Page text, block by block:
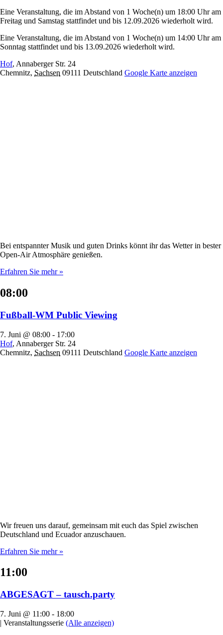
Eine Veranstaltung, die im Abstand von 1 Woche(n) um 18:00 Uhr am
Freitag und Samstag stattfindet und bis 12.09.2026 wiederholt wird.
Eine Veranstaltung, die im Abstand von 1 Woche(n) um 14:00 Uhr am
Sonntag stattfindet und bis 13.09.2026 wiederholt wird.
Hof, Annaberger Str. 24
Chemnitz, Sachsen 09111 Deutschland Google Karte anzeigen
Bei entspannter Musik und guten Drinks könnt ihr das Wetter in bester
Open-Air Atmosphäre genießen.
Erfahren Sie mehr »
08:00
Fußball-WM Public Viewing
7. Juni @ 08:00 - 17:00
Hof, Annaberger Str. 24
Chemnitz, Sachsen 09111 Deutschland Google Karte anzeigen
Wir freuen uns darauf, gemeinsam mit euch das Spiel zwischen
Deutschland und Ecuador anzuschauen.
Erfahren Sie mehr »
11:00
ABGESAGT – tausch.party
7. Juni @ 11:00 - 18:00
| Veranstaltungsserie (Alle anzeigen)